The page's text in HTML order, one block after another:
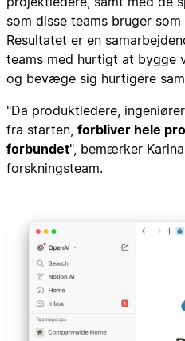
som disse teams bruger som
Resultatet er en
teams med hurtigt at bygge
og bevæge sig hurtigere
"Da produktledere,
fra starten, forbliver hele
forbundet", bemærker
forskningsteam.